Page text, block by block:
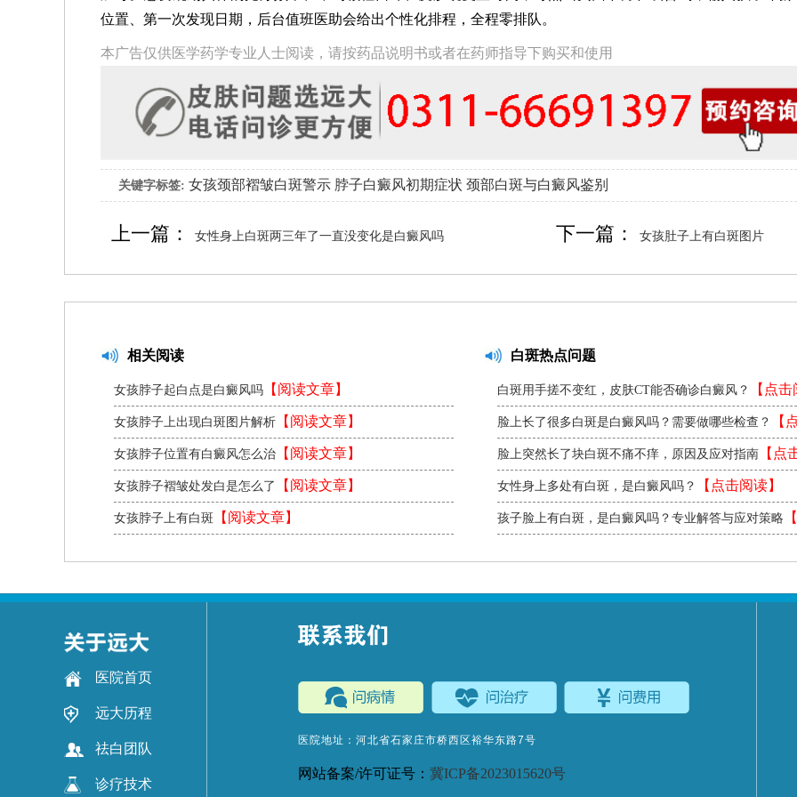
位置、第一次发现日期，后台值班医助会给出个性化排程，全程零排队。
本广告仅供医学药学专业人士阅读，请按药品说明书或者在药师指导下购买和使用
关键字标签: 女孩颈部褶皱白斑警示 脖子白癜风初期症状 颈部白斑与白癜风鉴别
上一篇： 女性身上白斑两三年了一直没变化是白癜风吗 下一篇：女孩肚子上有白斑图片
相关阅读
女孩脖子起白点是白癜风吗 【阅读文章】
女孩脖子上出现白斑图片解析 【阅读文章】
女孩脖子位置有白癜风怎么治 【阅读文章】
女孩脖子褶皱处发白是怎么了 【阅读文章】
女孩脖子上有白斑 【阅读文章】
白斑热点问题
白斑用手搓不变红，皮肤CT能否确诊白癜风？ 【点
脸上长了很多白斑是白癜风吗？需要做哪些检查？ 【
读】
脸上突然长了块白斑不痛不痒，原因及应对指南【点
读】
女性身上多处有白斑，是白癜风吗？ 【点击阅读】
孩子脸上有白斑，是白癜风吗？专业解答与应对策略
医院首页
远大历程
祛白团队
诊疗技术
医院地址：河北省石家庄市桥西区裕华东路7号
网站备案/许可证号： 冀ICP备2023015620号